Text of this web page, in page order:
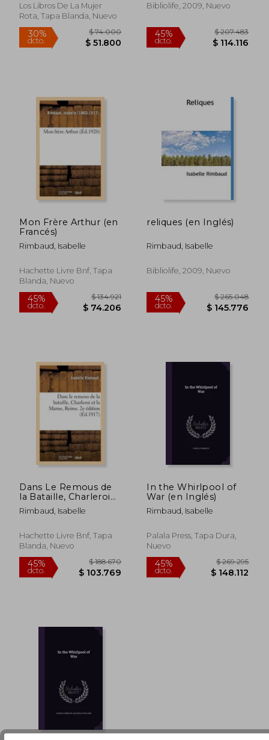
Los Libros De La Mujer
Rota, Tapa Blanda, Nuevo
30%
dcto.
$ 74.000
$ 51.800
Bibliolife, 2009, Nuevo
45%
Mon Frère Arthur (en
Francés)
Rimbaud, Isabelle
Hachette Livre Bnf, Tapa
Blanda, Nuevo
dcto. $ 74.206
reliques (en Inglés)
Rimbaud, Isabelle
Bibliolife, 2009, Nuevo
Dans Le Remous de
la Bataille, Charleroi
Et La Marne, Reims.
2e Édition (en
Rimbaud, Isabelle
Hachette Livre Bnf, Tapa
Blanda, Nuevo
In the Whirlpool of
War (en Inglés)
Rimbaud, Isabelle
Palala Press, Tapa Dura,
Nuevo